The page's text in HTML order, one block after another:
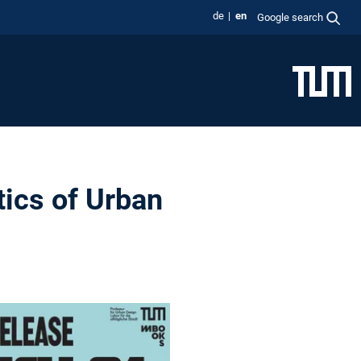
de en Google search
of Urban